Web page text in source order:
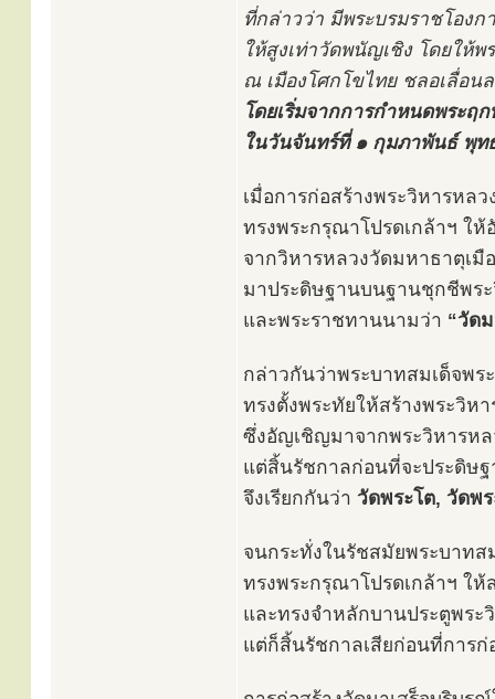
ที่กล่าวว่า มีพระบรมราชโอง
ให้สูงเท่าวัดพนัญเชิง โดยให้พ
ณ เมืองโศกโขไทย ชลอเลื่อน
โดยเริ่มจากการกำหนดพระฤ
ในวันจันทร์ที่ ๑ กุมภาพันธ์ พุ
เมื่อการก่อสร้างพระวิหารหล
ทรงพระกรุณาโปรดเกล้าฯ ใ
จากวิหารหลวงวัดมหาธาตุเมื
มาประดิษฐานบนฐานชุกชีพร
และพระราชทานนามว่า “วัด
กล่าวกันว่าพระบาทสมเด็จพ
ทรงตั้งพระทัยให้สร้างพระวิห
ซึ่งอัญเชิญมาจากพระวิหารห
แต่สิ้นรัชกาลก่อนที่จะประดิษ
จึงเรียกกันว่า วัดพระโต, วัดพ
จนกระทั่งในรัชสมัยพระบาท
ทรงพระกรุณาโปรดเกล้าฯ ให้
และทรงจำหลักบานประตูพระ
แต่ก็สิ้นรัชกาลเสียก่อนที่การก่